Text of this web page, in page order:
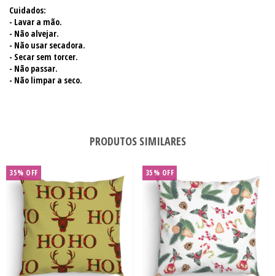
Cuidados:
- Lavar a mão.
- Não alvejar.
- Não usar secadora.
- Secar sem torcer.
- Não passar.
- Não limpar a seco.
PRODUTOS SIMILARES
35% OFF 35% OFF